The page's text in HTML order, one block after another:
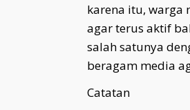
karena itu, warga
agar terus aktif
salah satunya
beragam media
Catatan